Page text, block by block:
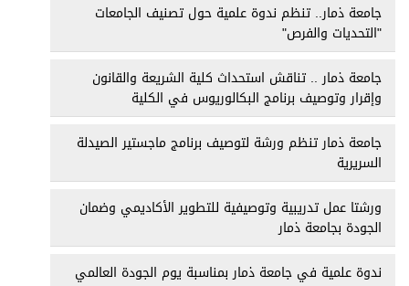
جامعة ذمار.. تنظم ندوة علمية حول تصنيف الجامعات
"التحديات والفرص"
جامعة ذمار .. تناقش استحداث كلية الشريعة والقانون
وإقرار وتوصيف برنامج البكالوريوس في الكلية
جامعة ذمار تنظم ورشة لتوصيف برنامج ماجستير الصيدلة
السريرية
ورشتا عمل تدريبية وتوصيفية للتطوير الأكاديمي وضمان
الجودة بجامعة ذمار
ندوة علمية في جامعة ذمار بمناسبة يوم الجودة العالمي